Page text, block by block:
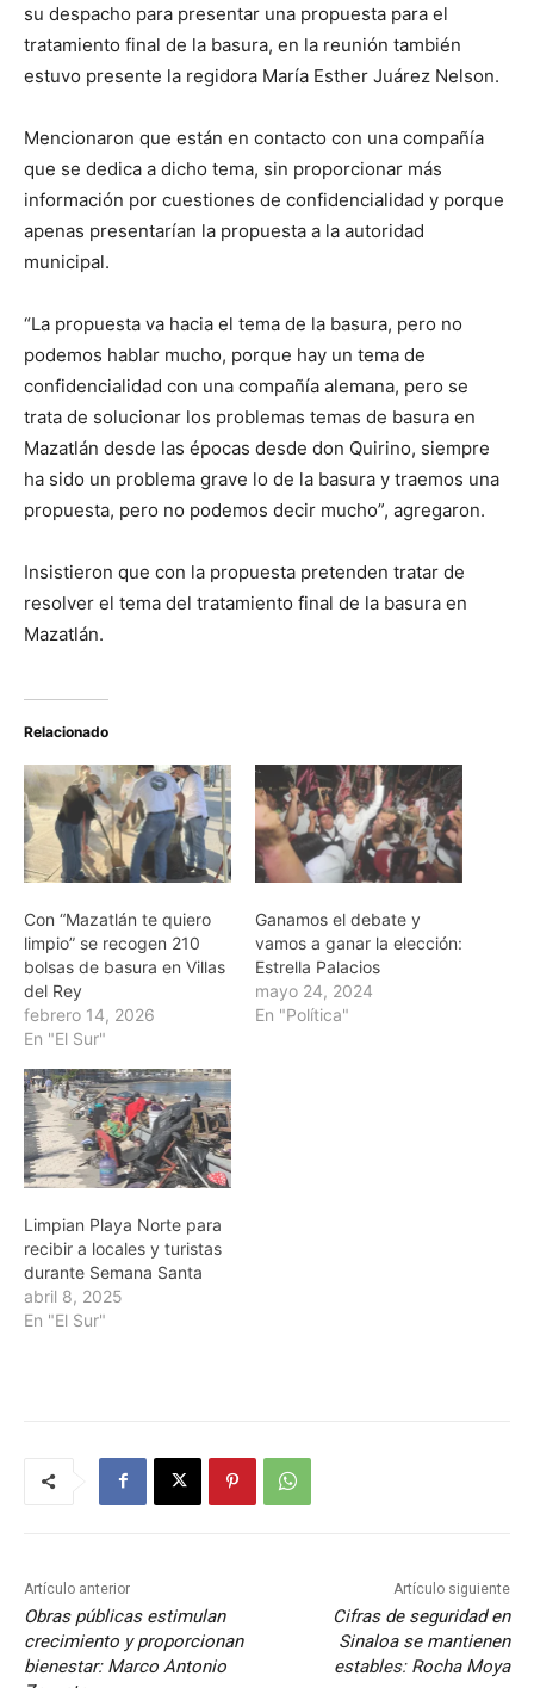
su despacho para presentar una propuesta para el
tratamiento final de la basura, en la reunión también
estuvo presente la regidora María Esther Juárez Nelson.
Mencionaron que están en contacto con una compañía
que se dedica a dicho tema, sin proporcionar más
información por cuestiones de confidencialidad y porque
apenas presentarían la propuesta a la autoridad
municipal.
“La propuesta va hacia el tema de la basura, pero no
podemos hablar mucho, porque hay un tema de
confidencialidad con una compañía alemana, pero se
trata de solucionar los problemas temas de basura en
Mazatlán desde las épocas desde don Quirino, siempre
ha sido un problema grave lo de la basura y traemos una
propuesta, pero no podemos decir mucho”, agregaron.
Insistieron que con la propuesta pretenden tratar de
resolver el tema del tratamiento final de la basura en
Mazatlán.
Relacionado
Con “Mazatlán te quiero
limpio” se recogen 210
bolsas de basura en Villas
del Rey
febrero 14, 2026
En "El Sur"
Ganamos el debate y
vamos a ganar la elección:
Estrella Palacios
mayo 24, 2024
En "Política"
Limpian Playa Norte para
recibir a locales y turistas
durante Semana Santa
abril 8, 2025
En "El Sur"
Artículo anterior
Obras públicas estimulan
crecimiento y proporcionan
bienestar: Marco Antonio
Artículo siguiente
Cifras de seguridad en
Sinaloa se mantienen
estables: Rocha Moya